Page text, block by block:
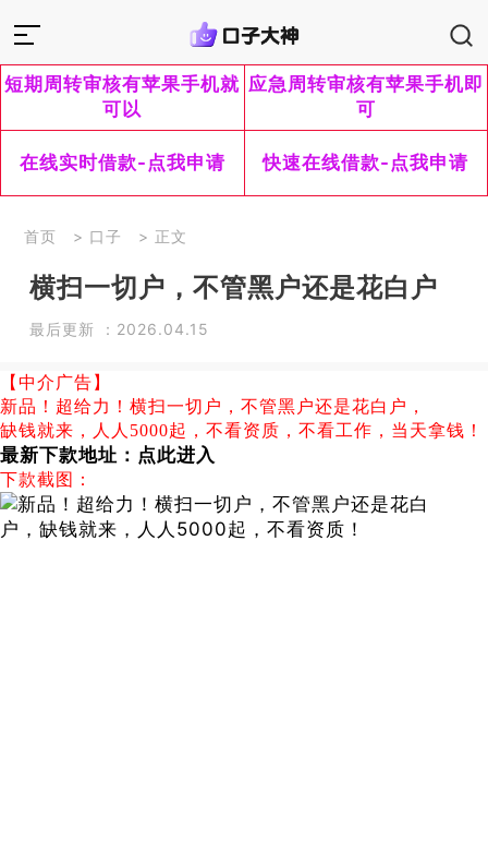
短期周转审核有苹果手机就
可以
应急周转审核有苹果手机即
可
在线实时借款-点我申请 快速在线借款-点我申请
首页 > 口子 > 正文
横扫一切户，不管黑户还是花白户
最后更新 ：2026.04.15
【中介广告】
新品！超给力！横扫一切户，不管黑户还是花白户，
缺钱就来，人人5000起，不看资质，不看工作，当天拿钱！
最新下款地址： 点此进入
下款截图：